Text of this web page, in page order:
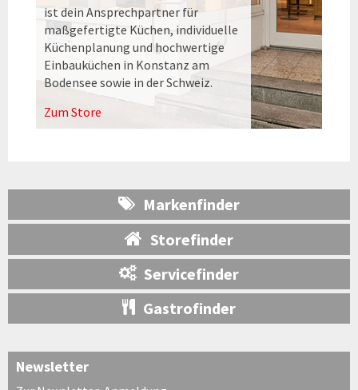
ist dein Ansprechpartner für
maßgefertigte Küchen, individuelle
Küchenplanung und hochwertige
Einbauküchen in Konstanz am
Bodensee sowie in der Schweiz.
Zum Store
Markenfinder
Storefinder
Servicefinder
Gastrofinder
Newsletter